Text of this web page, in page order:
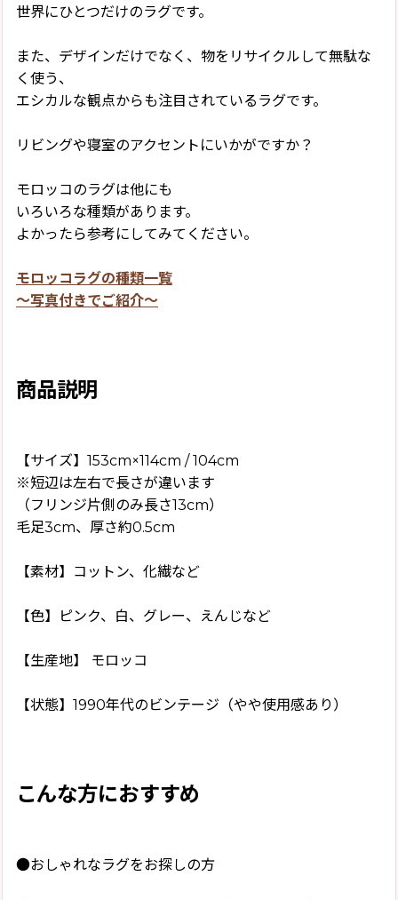
世界にひとつだけのラグです。
また、デザインだけでなく、物をリサイクルして無駄な
く使う、
エシカルな観点からも注目されているラグです。
リビングや寝室のアクセントにいかがですか？
モロッコのラグは他にも
いろいろな種類があります。
よかったら参考にしてみてください。
モロッコラグの種類一覧
〜写真付きでご紹介〜
商品説明
【サイズ】153cm×114cm / 104cm
※短辺は左右で長さが違います
（フリンジ片側のみ長さ13cm）
毛足3cm、厚さ約0.5cm
【素材】コットン、化繊など
【色】ピンク、白、グレー、えんじなど
【生産地】 モロッコ
【状態】1990年代のビンテージ（やや使用感あり）
こんな方におすすめ
●おしゃれなラグをお探しの方